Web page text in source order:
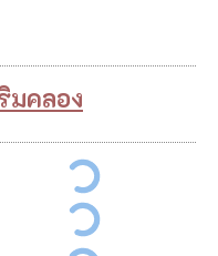
มคลอง